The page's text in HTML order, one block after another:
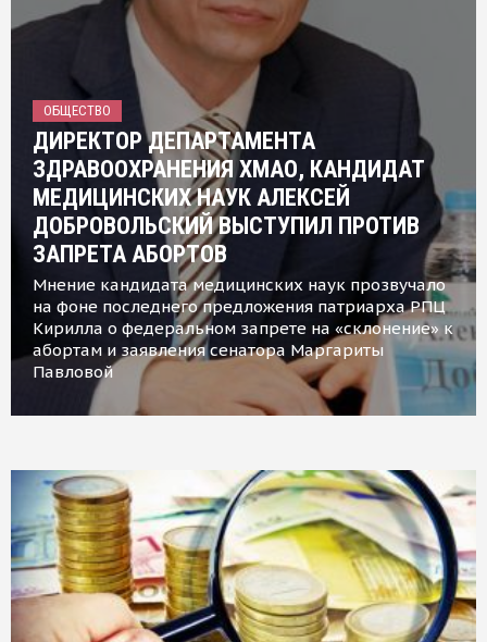
ОБЩЕСТВО
ДИРЕКТОР ДЕПАРТАМЕНТА
ЗДРАВООХРАНЕНИЯ ХМАО, КАНДИДАТ
МЕДИЦИНСКИХ НАУК АЛЕКСЕЙ
ДОБРОВОЛЬСКИЙ ВЫСТУПИЛ ПРОТИВ
ЗАПРЕТА АБОРТОВ
Мнение кандидата медицинских наук прозвучало
на фоне последнего предложения патриарха РПЦ
Кирилла о федеральном запрете на «склонение» к
абортам и заявления сенатора Маргариты
Павловой